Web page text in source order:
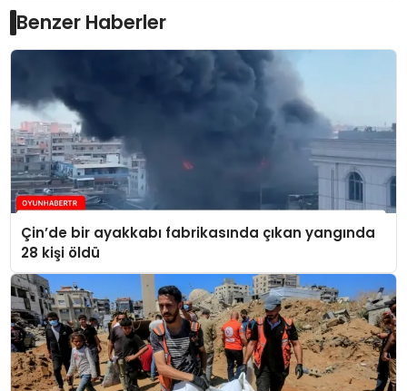
Benzer Haberler
Çin’de bir ayakkabı fabrikasında çıkan yangında
28 kişi öldü